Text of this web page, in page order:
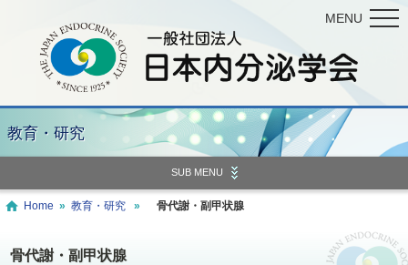
MENU
教育・研究
SUB MENU
Home » 教育・研究 » 骨代謝・副甲状腺
骨代謝・副甲状腺